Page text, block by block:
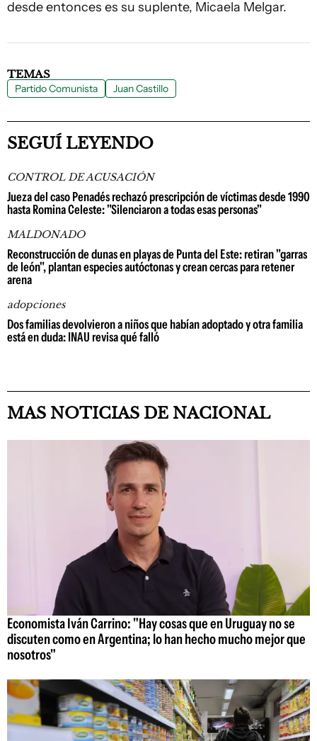
desde entonces es su suplente, Micaela Melgar.
TEMAS
Partido Comunista Juan Castillo
SEGUÍ LEYENDO
CONTROL DE ACUSACIÓN
Jueza del caso Penadés rechazó prescripción de víctimas desde 1990
hasta Romina Celeste: "Silenciaron a todas esas personas"
MALDONADO
Reconstrucción de dunas en playas de Punta del Este: retiran "garras
de león", plantan especies autóctonas y crean cercas para retener
arena
adopciones
Dos familias devolvieron a niños que habían adoptado y otra familia
está en duda: INAU revisa qué falló
MAS NOTICIAS DE NACIONAL
Economista Iván Carrino: "Hay cosas que en Uruguay no se
discuten como en Argentina; lo han hecho mucho mejor que
nosotros"